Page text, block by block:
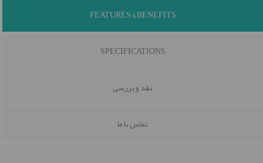
FEATURES & BENEFITS
SPECIFICATIONS
نقد و بررسی
تماس با ما